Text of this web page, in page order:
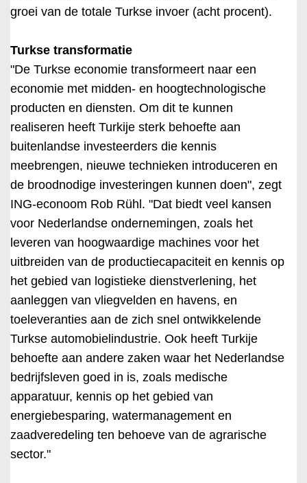
groei van de totale Turkse invoer (acht procent).
Turkse transformatie
"De Turkse economie transformeert naar een
economie met midden- en hoogtechnologische
producten en diensten. Om dit te kunnen
realiseren heeft Turkije sterk behoefte aan
buitenlandse investeerders die kennis
meebrengen, nieuwe technieken introduceren en
de broodnodige investeringen kunnen doen", zegt
ING-econoom Rob Rühl. "Dat biedt veel kansen
voor Nederlandse ondernemingen, zoals het
leveren van hoogwaardige machines voor het
uitbreiden van de productiecapaciteit en kennis op
het gebied van logistieke dienstverlening, het
aanleggen van vliegvelden en havens, en
toeleveranties aan de zich snel ontwikkelende
Turkse automobielindustrie. Ook heeft Turkije
behoefte aan andere zaken waar het Nederlandse
bedrijfsleven goed in is, zoals medische
apparatuur, kennis op het gebied van
energiebesparing, watermanagement en
zaadveredeling ten behoeve van de agrarische
sector."